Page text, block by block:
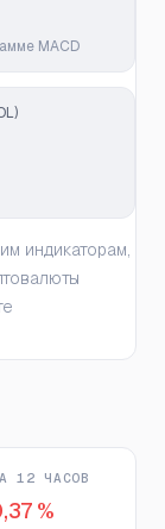
MACD
индикаторам,
12 ЧАСОВ
%